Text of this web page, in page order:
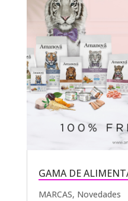
GAMA DE
MARCAS, Novedades